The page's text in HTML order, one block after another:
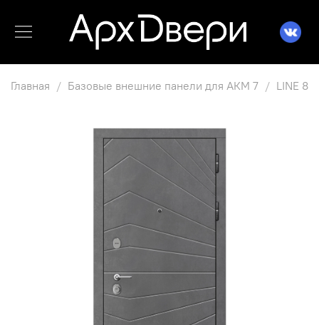
Главная Базовые внешние панели для АКМ 7 LINE 8